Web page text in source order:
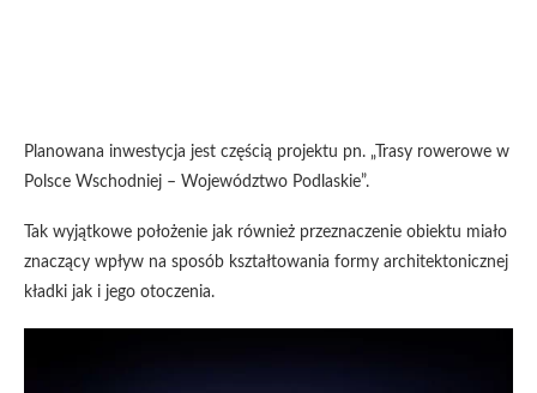
Planowana inwestycja jest częścią projektu pn. „Trasy rowerowe w
Polsce Wschodniej – Województwo Podlaskie”.
Tak wyjątkowe położenie jak również przeznaczenie obiektu miało
znaczący wpływ na sposób kształtowania formy architektonicznej
kładki jak i jego otoczenia.